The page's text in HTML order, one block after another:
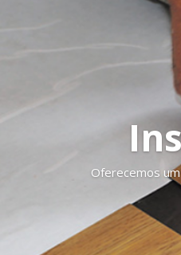
Oferecemos